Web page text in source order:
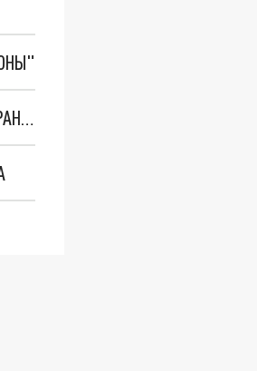
В ПЕТЕРБУРГЕ ПЬЯНЫЙ МИГРАНТ С ДРУЗЬЯМИ ИЗБИЛ ВОДИТЕЛЯ АВТОБУСА И УГНАЛ ЕГО ТРАНСПОРТ